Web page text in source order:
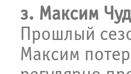
з. Максим
Прошлый
Максим